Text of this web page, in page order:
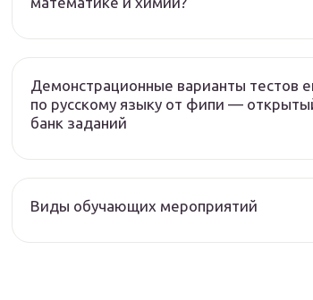
Демонстрационные варианты тестов
по русскому языку от фипи —
банк заданий
Виды обучающих мероприятий